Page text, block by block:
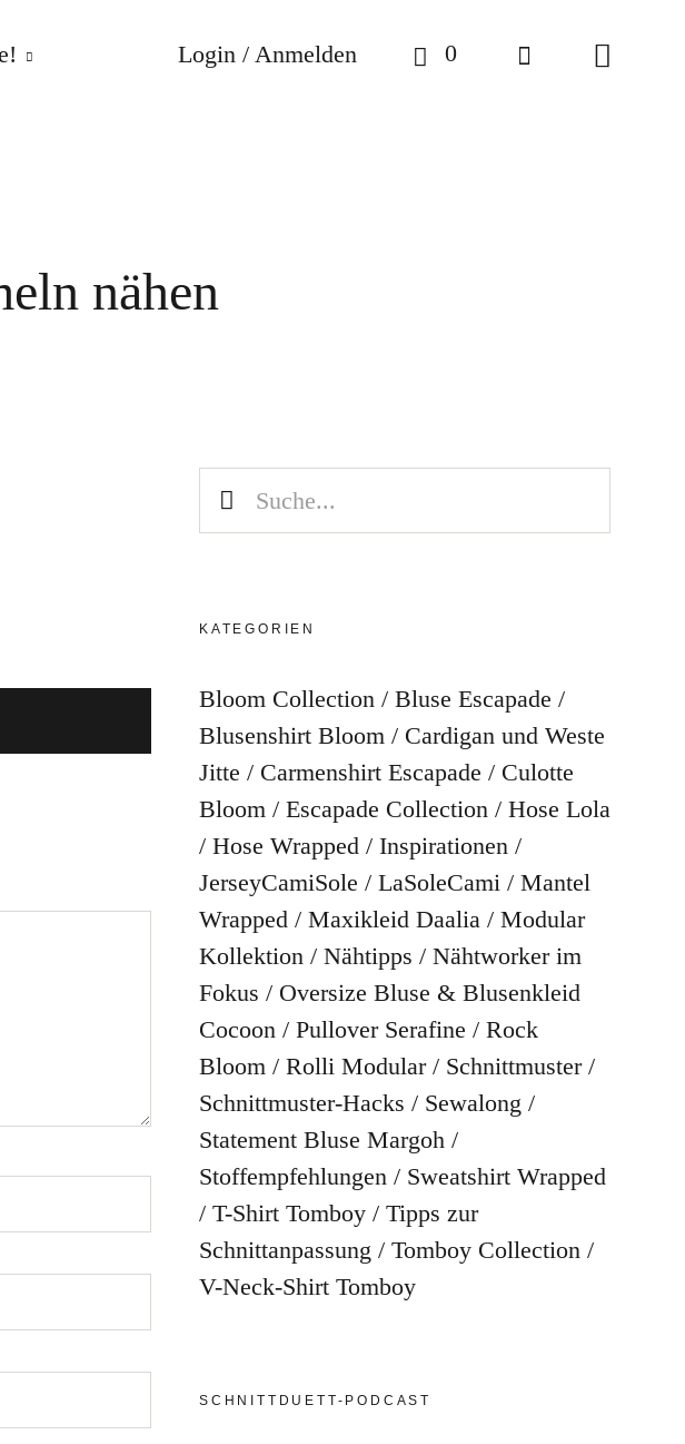
Login / Anmelden 0
nähen
KATEGORIEN
Bloom Collection
Bluse Escapade
Blusenshirt Bloom
Cardigan und Weste
Jitte
Carmenshirt Escapade
Culotte
Bloom
Escapade Collection
Hose Lola
Hose Wrapped
Inspirationen
JerseyCamiSole
LaSoleCami
Mantel
Wrapped
Maxikleid Daalia
Modular
Kollektion
Nähtipps
Nähtworker im
Fokus
Oversize Bluse & Blusenkleid
Cocoon
Pullover Serafine
Rock
Bloom
Rolli Modular
Schnittmuster
Schnittmuster-Hacks
Sewalong
Statement Bluse Margoh
Stoffempfehlungen
Sweatshirt Wrapped
T-Shirt Tomboy
Tipps zur
Schnittanpassung
Tomboy Collection
V-Neck-Shirt Tomboy
SCHNITTDUETT-PODCAST